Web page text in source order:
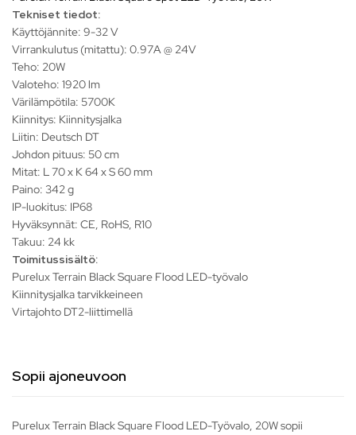
Tekniset tiedot:
Käyttöjännite: 9-32 V
Virrankulutus (mitattu): 0.97A @ 24V
Teho: 20W
Valoteho: 1920 lm
Värilämpötila: 5700K
Kiinnitys: Kiinnitysjalka
Liitin: Deutsch DT
Johdon pituus: 50 cm
Mitat: L 70 x K 64 x S 60 mm
Paino: 342 g
IP-luokitus: IP68
Hyväksynnät: CE, RoHS, R10
Takuu: 24 kk
Toimitussisältö:
Purelux Terrain Black Square Flood LED-työvalo
Kiinnitysjalka tarvikkeineen
Virtajohto DT2-liittimellä
Sopii ajoneuvoon
Purelux Terrain Black Square Flood LED-Työvalo, 20W sopii